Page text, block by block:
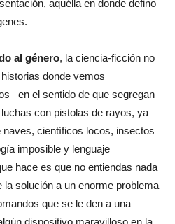
aquélla en donde defino
al género, la ciencia-ficción no
donde vemos
–en el sentido de que segregan
con pistolas de rayos, ya
naves, científicos locos, insectos
imposible y lenguaje
hace es que no entiendas nada
solución a un enorme problema
que se le den a una
dispositivo maravilloso en la